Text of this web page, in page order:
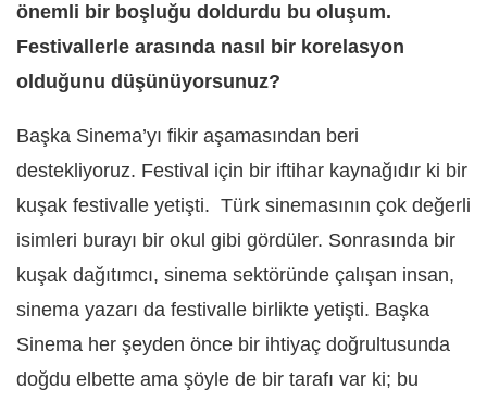
önemli bir boşluğu doldurdu bu oluşum.
Festivallerle arasında nasıl bir korelasyon
olduğunu düşünüyorsunuz?
Başka Sinema’yı fikir aşamasından beri
destekliyoruz. Festival için bir iftihar kaynağıdır ki bir
kuşak festivalle yetişti. Türk sinemasının çok değerli
isimleri burayı bir okul gibi gördüler. Sonrasında bir
kuşak dağıtımcı, sinema sektöründe çalışan insan,
sinema yazarı da festivalle birlikte yetişti. Başka
Sinema her şeyden önce bir ihtiyaç doğrultusunda
doğdu elbette ama şöyle de bir tarafı var ki; bu